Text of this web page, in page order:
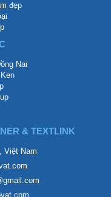
đẹp
Nai
& TEXTLINK
Việt Nam